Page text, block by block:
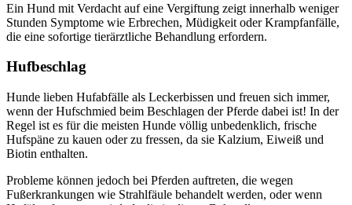
Ein Hund mit Verdacht auf eine Vergiftung zeigt innerhalb weniger
Stunden Symptome wie Erbrechen, Müdigkeit oder Krampfanfälle,
die eine sofortige tierärztliche Behandlung erfordern.
Hufbeschlag
Hunde lieben Hufabfälle als Leckerbissen und freuen sich immer,
wenn der Hufschmied beim Beschlagen der Pferde dabei ist! In der
Regel ist es für die meisten Hunde völlig unbedenklich, frische
Hufspäne zu kauen oder zu fressen, da sie Kalzium, Eiweiß und
Biotin enthalten.
Probleme können jedoch bei Pferden auftreten, die wegen
Fußerkrankungen wie Strahlfäule behandelt werden, oder wenn